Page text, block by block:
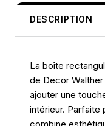
DESCRIPTION
La boîte
de Decor
ajouter une
intérieur. Parfaite